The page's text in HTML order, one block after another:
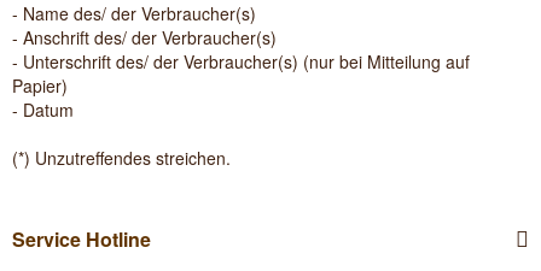
- Name des/ der Verbraucher(s)
- Anschrift des/ der Verbraucher(s)
- Unterschrift des/ der Verbraucher(s) (nur bei Mitteilung auf
Papier)
- Datum
(*) Unzutreffendes streichen.
Service Hotline